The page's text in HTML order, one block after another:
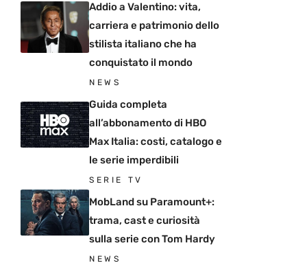
Addio a Valentino: vita,
carriera e patrimonio dello
stilista italiano che ha
conquistato il mondo
NEWS
Guida completa
all’abbonamento di HBO
Max Italia: costi, catalogo e
le serie imperdibili
SERIE TV
MobLand su Paramount+:
trama, cast e curiosità
sulla serie con Tom Hardy
NEWS